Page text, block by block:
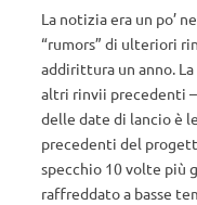
La notizia era un po’
“rumors” di ulteriori
addirittura un anno.
altri rinvii precedenti
delle date di lancio è
precedenti del
specchio 10 volte più
raffreddato a basse